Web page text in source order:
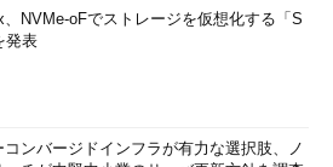
、NVMe-oFでストレージを仮想化する「S
発表
コンバージドインフラが有力な選択肢、ノ